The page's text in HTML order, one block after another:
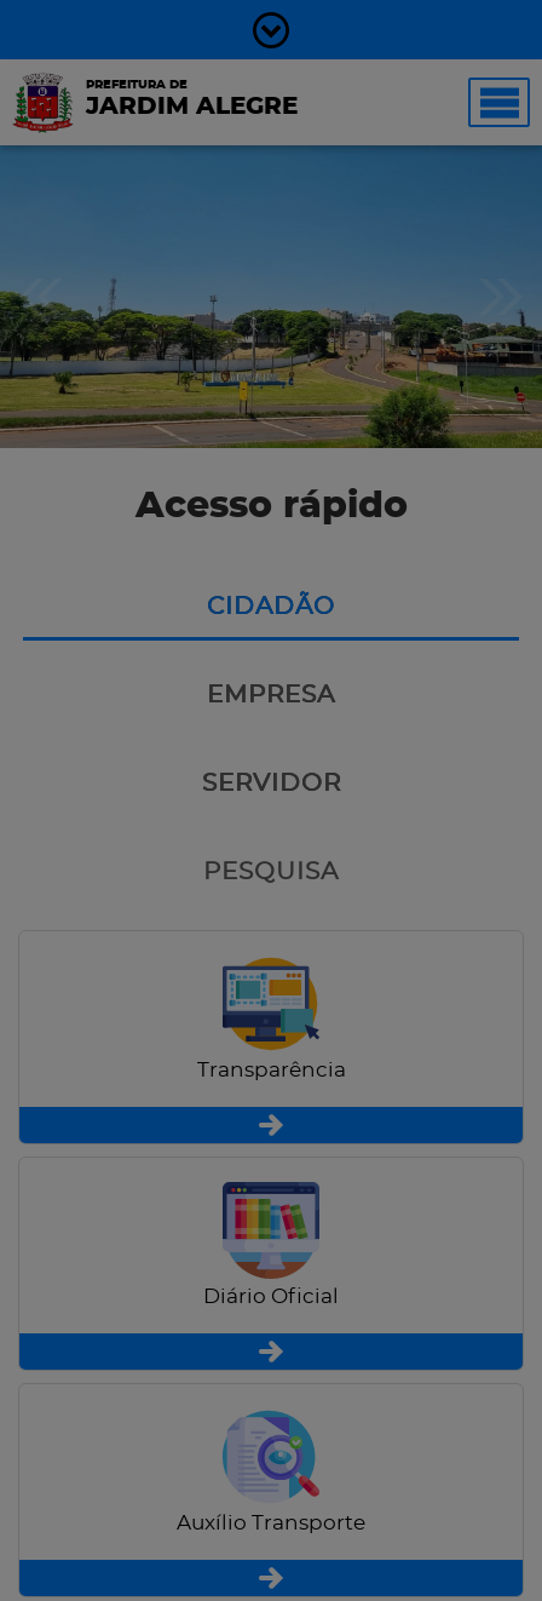
PREFEITURA DE
JARDIM ALEGRE
Acesso rápido
CIDADÃO
EMPRESA
SERVIDOR
PESQUISA
Transparência
Diário Oficial
Auxílio Transporte